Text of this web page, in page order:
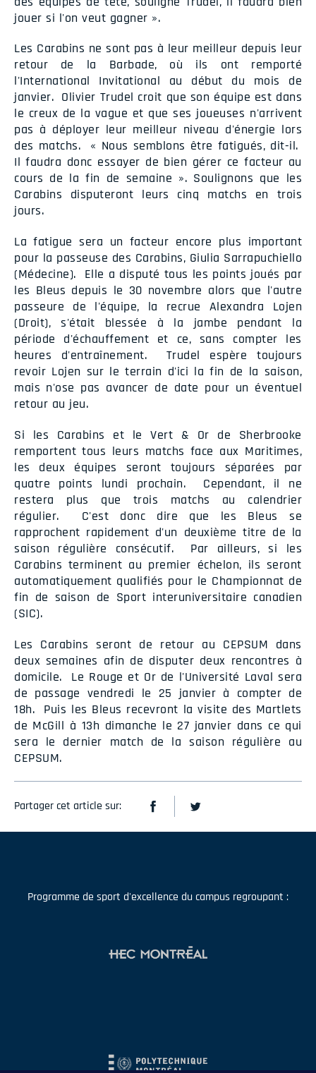
jouer si l'on veut gagner ».
Les Carabins ne sont pas à leur meilleur depuis leur
retour de la Barbade, où ils ont remporté
l'International Invitational au début du mois de
janvier. Olivier Trudel croit que son équipe est dans
le creux de la vague et que ses joueuses n'arrivent
pas à déployer leur meilleur niveau d'énergie lors
des matchs. « Nous semblons être fatigués, dit-il.
Il faudra donc essayer de bien gérer ce facteur au
cours de la fin de semaine ». Soulignons que les
Carabins disputeront leurs cinq matchs en trois
jours.
La fatigue sera un facteur encore plus important
pour la passeuse des Carabins, Giulia Sarrapuchiello
(Médecine). Elle a disputé tous les points joués par
les Bleus depuis le 30 novembre alors que l'autre
passeure de l'équipe, la recrue Alexandra Lojen
(Droit), s'était blessée à la jambe pendant la
période d'échauffement et ce, sans compter les
heures d'entraînement. Trudel espère toujours
revoir Lojen sur le terrain d'ici la fin de la saison,
mais n'ose pas avancer de date pour un éventuel
retour au jeu.
Si les Carabins et le Vert & Or de Sherbrooke
remportent tous leurs matchs face aux Maritimes,
les deux équipes seront toujours séparées par
quatre points lundi prochain. Cependant, il ne
restera plus que trois matchs au calendrier
régulier. C'est donc dire que les Bleus se
rapprochent rapidement d'un deuxième titre de la
saison régulière consécutif. Par ailleurs, si les
Carabins terminent au premier échelon, ils seront
automatiquement qualifiés pour le Championnat de
fin de saison de Sport interuniversitaire canadien
(SIC).
Les Carabins seront de retour au CEPSUM dans
deux semaines afin de disputer deux rencontres à
domicile. Le Rouge et Or de l'Université Laval sera
de passage vendredi le 25 janvier à compter de
18h. Puis les Bleus recevront la visite des Martlets
de McGill à 13h dimanche le 27 janvier dans ce qui
sera le dernier match de la saison régulière au
CEPSUM.
Partager cet article sur:
Programme de sport d'excellence du campus regroupant :